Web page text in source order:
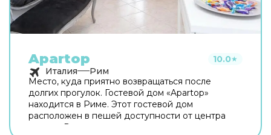
Apartop 10.0★
Италия
Рим
Место, куда приятно возвращаться после
долгих прогулок. Гостевой дом «Apartop»
находится в Риме. Этот гостевой дом
расположен в пешей доступности от центра
города. Рядом с гостевым домом можно